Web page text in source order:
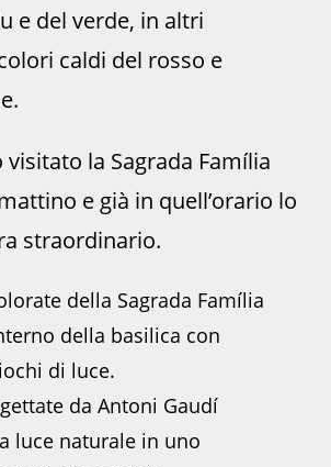
e del verde, in altri
caldi del rosso e
la Sagrada Família
e già in quell’orario lo
straordinario.
da Antoni Gaudí
luce naturale in uno